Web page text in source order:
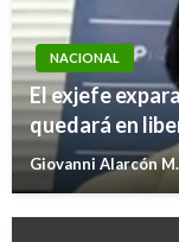
NACIONAL
El exjefe
quedará en
Giovanni Alarcón M.